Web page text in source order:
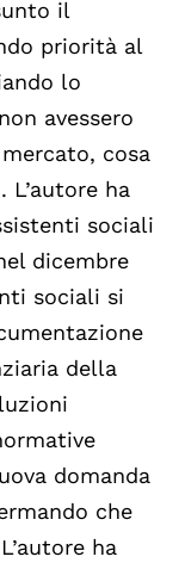
il
priorità al
lo
avessero
cosa
ha
sociali
dicembre
sociali si
della
domanda
che
ha